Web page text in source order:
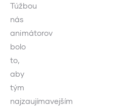
Túžbou
nás
animátorov
bolo
to,
aby
tým
najzaujímavejším